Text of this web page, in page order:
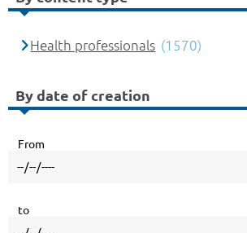
Health professionals (1570)
By date of creation
From
to